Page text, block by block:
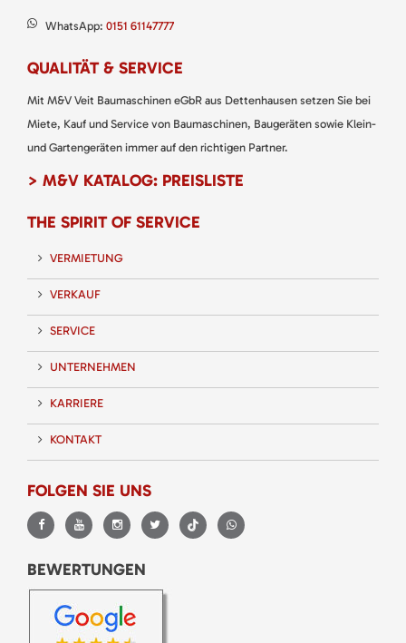
WhatsApp: 0151 61147777
QUALITÄT & SERVICE
Mit M&V Veit Baumaschinen eGbR aus Dettenhausen setzen Sie bei
Miete, Kauf und Service von Baumaschinen, Baugeräten sowie Klein-
und Gartengeräten immer auf den richtigen Partner.
> M&V KATALOG: PREISLISTE
THE SPIRIT OF SERVICE
VERMIETUNG
VERKAUF
SERVICE
UNTERNEHMEN
KARRIERE
KONTAKT
FOLGEN SIE UNS
BEWERTUNGEN